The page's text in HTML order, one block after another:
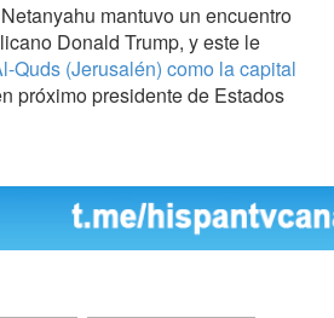
mantuvo un encuentro
Donald Trump, y este le
Quds (Jerusalén) como la capital
próximo presidente de Estados